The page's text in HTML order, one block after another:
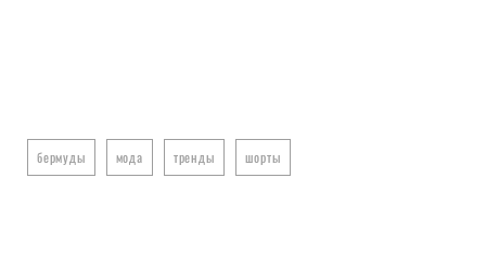
бермуды мода тренды шорты